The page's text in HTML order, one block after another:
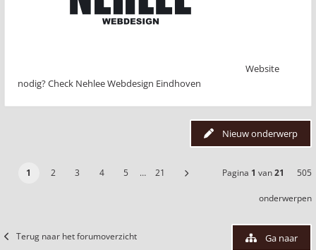
Website
nodig? Check Nehlee Webdesign Eindhoven
Nieuw onderwerp
1 2 3 4 5 … 21 Pagina 1 van21 505
onderwerpen
Terug naar het forumoverzicht Ga naar